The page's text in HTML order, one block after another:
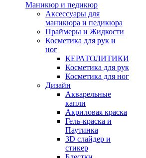
Маникюр и педикюр
Аксессуары для
маникюра и педикюра
Праймеры и Жидкости
Косметика для рук и
ног
КЕРАТОЛИТИКИ
Косметика для рук
Косметика для ног
Дизайн
Акварельные
капли
Акриловая краска
Гель-краска и
Паутинка
3D слайдер и
стикер